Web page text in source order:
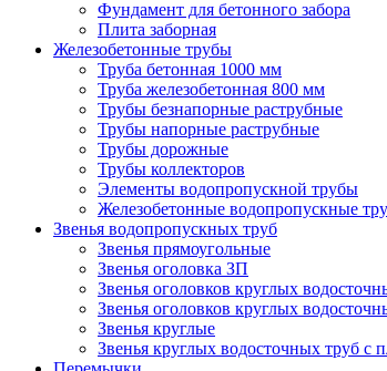
Фундамент для бетонного забора
Плита заборная
Железобетонные трубы
Труба бетонная 1000 мм
Труба железобетонная 800 мм
Трубы безнапорные раструбные
Трубы напорные раструбные
Трубы дорожные
Трубы коллекторов
Элементы водопропускной трубы
Железобетонные водопропускные
Звенья водопропускных труб
Звенья прямоугольные
Звенья оголовка ЗП
Звенья оголовков круглых
Звенья оголовков круглых
Звенья круглые
Звенья круглых водосточных труб